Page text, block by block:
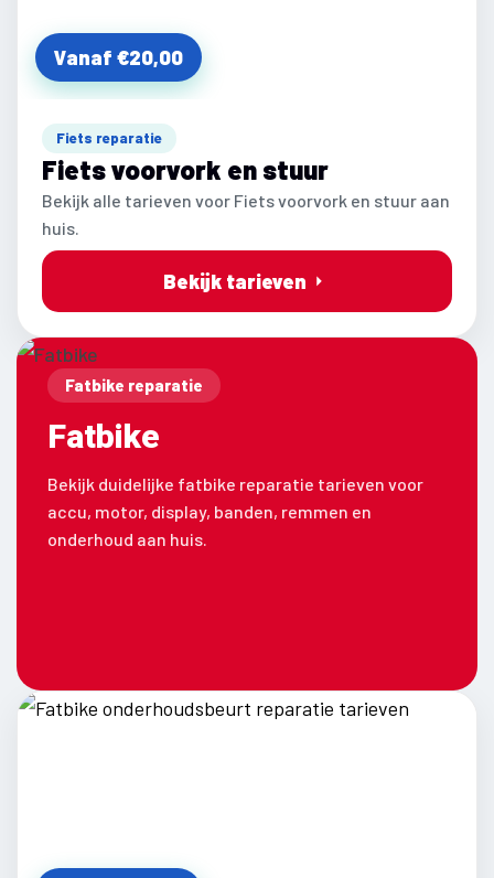
Vanaf €20,00
Fiets reparatie
Fiets voorvork en stuur
Bekijk alle tarieven voor Fiets voorvork en stuur aan
huis.
Bekijk tarieven
Fatbike reparatie
Fatbike
Bekijk duidelijke fatbike reparatie tarieven voor
accu, motor, display, banden, remmen en
onderhoud aan huis.